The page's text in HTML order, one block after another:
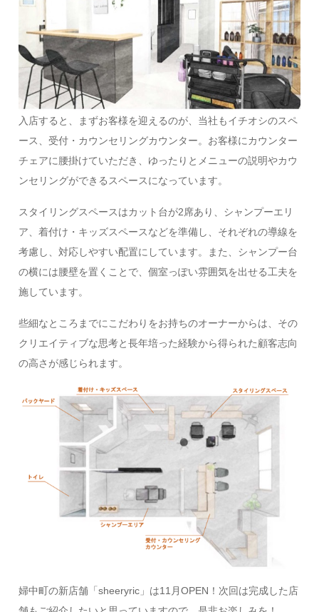
入店すると、まずお客様を迎えるのが、当社もイチオシのスペ
ース、受付・カウンセリングカウンター。お客様にカウンター
チェアに腰掛けていただき、ゆったりとメニューの説明やカウ
ンセリングができるスペースになっています。
スタイリングスペースはカット台が2席あり、シャンプーエリ
ア、着付け・キッズスペースなどを準備し、それぞれの導線を
考慮し、対応しやすい配置にしています。また、シャンプー台
の横には腰壁を置くことで、個室っぽい雰囲気を出せる工夫を
施しています。
些細なところまでにこだわりをお持ちのオーナーからは、その
クリエイティブな思考と長年培った経験から得られた顧客志向
の高さが感じられます。
婦中町の新店舗「sheeryric」は11月OPEN！次回は完成した店